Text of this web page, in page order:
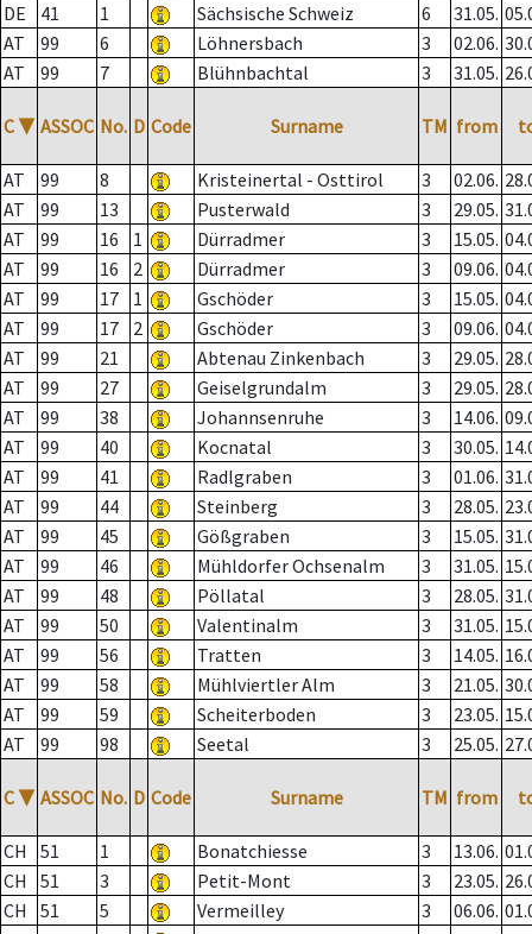
DE
41 1 Sächsische Schweiz 6 31.05.
AT
99 6 Löhnersbach 3 02.06.
AT
99 7 Blühnbachtal 3 31.05.
C ▼ ASSOC No. D Code Surname TM from
AT 99 8 Kristeinertal - Osttirol 3 02.06.
AT
99 13 Pusterwald 3 29.05.
AT
99 16 1 Dürradmer 3 15.05.
AT
99 16 2 Dürradmer 3 09.06.
AT
99 17 1 Gschöder 3 15.05.
AT
99 17 2 Gschöder 3 09.06.
AT
99 21 Abtenau Zinkenbach 3 29.05.
AT
99 27 Geiselgrundalm 3 29.05.
AT
99 38 Johannsenruhe 3 14.06.
AT
99 40 Kocnatal 3 30.05.
AT
99 41 Radlgraben 3 01.06.
AT
99 44 Steinberg 3 28.05.
AT
99 45 Gößgraben 3 15.05.
AT
99 46 Mühldorfer Ochsenalm 3 31.05.
AT
99 48 Pöllatal 3 28.05.
AT
99 50 Valentinalm 3 31.05.
AT
99 56 Tratten 3 14.05.
AT
99 58 Mühlviertler Alm 3 21.05.
AT
99 59 Scheiterboden 3 23.05.
AT
99 98 Seetal 3 25.05.
C ▼ ASSOC No. D Code Surname TM from
CH 51 1 Bonatchiesse 3 13.06.
CH
51 3 Petit-Mont 3 23.05.
CH
51 5 Vermeilley 3 06.06.